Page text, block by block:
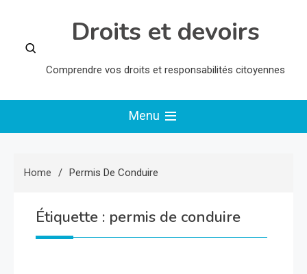
content
Droits et devoirs
Comprendre vos droits et responsabilités citoyennes
Menu
Home Permis De Conduire
Étiquette : permis de conduire